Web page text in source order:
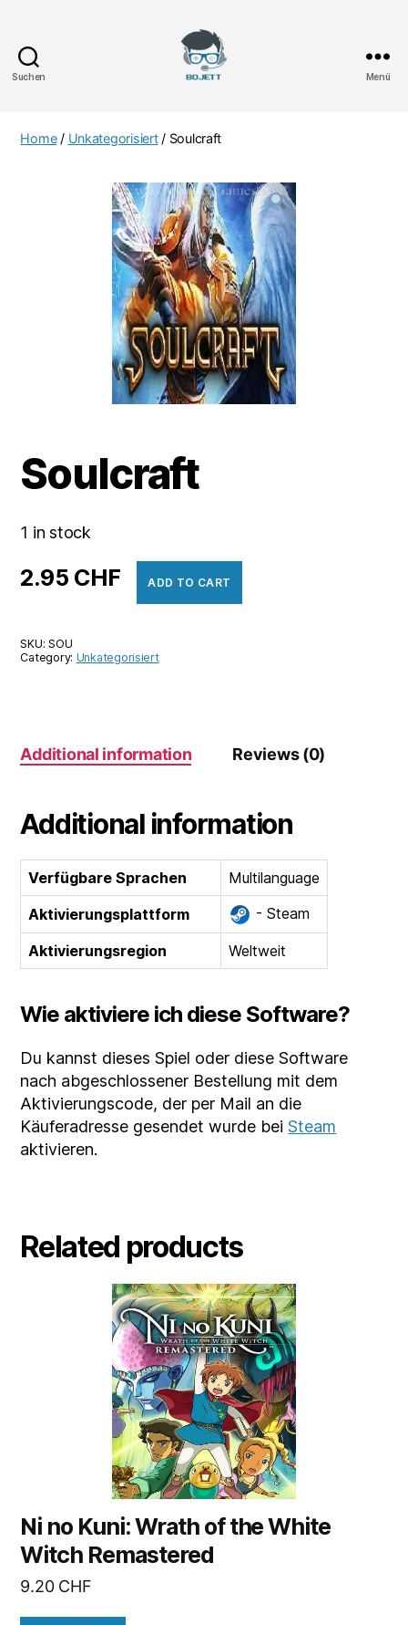
Suchen Menü
Home/ Unkategorisiert/ Soulcraft
Soulcraft
1 in stock
2.95 CHF ADD TO CART
SKU:SOU
Category: Unkategorisiert
Additional information Reviews (0)
Additional information
Verfügbare Sprachen
Multilanguage
Aktivierungsplattform
- Steam
Aktivierungsregion Weltweit
Wie aktiviere ich diese Software?
Du kannst dieses Spiel oder diese Software
nach abgeschlossener Bestellung mit dem
Aktivierungscode, der per Mail an die
Käuferadresse gesendet wurde beiSteam
aktivieren.
Related products
Ni no Kuni: Wrath of the White
Witch Remastered
9.20 CHF